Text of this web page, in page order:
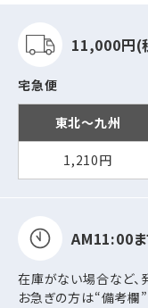
11,000円(
宅急便
東北～九州
1,210円
AM11:00
在庫がない場合など、
お急ぎの方は“備考欄”